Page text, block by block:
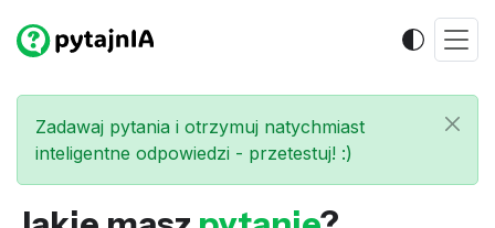
Zadawaj pytania i otrzymuj natychmiast
inteligentne odpowiedzi - przetestuj! :)